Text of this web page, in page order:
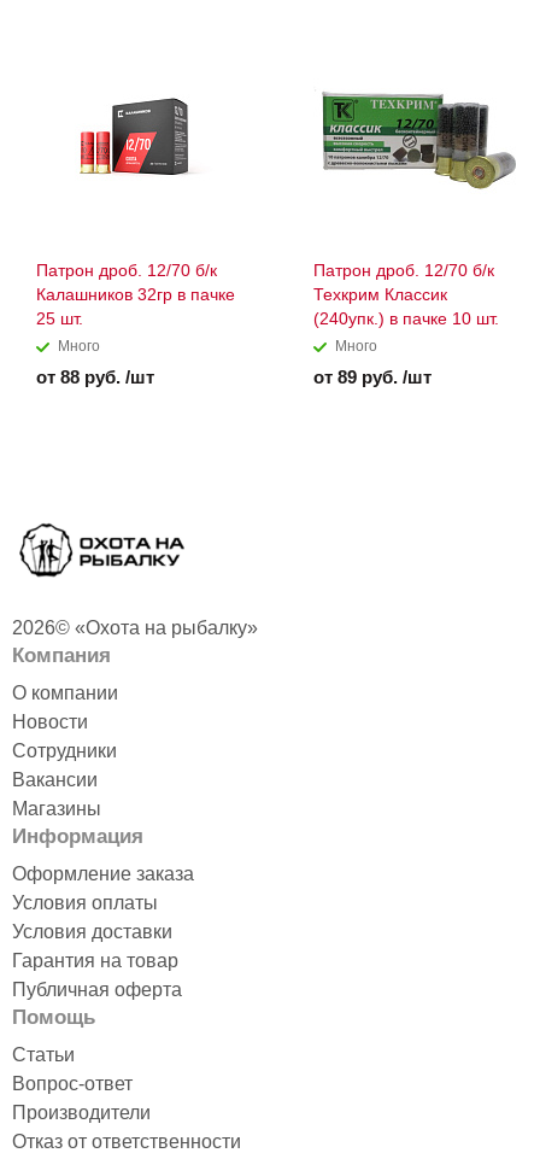
Патрон дроб. 12/70 б/к
Калашников 32гр в пачке
25 шт.
Много
от 88 руб. /шт
Патрон дроб. 12/70 б/к
Техкрим Классик
(240упк.) в пачке 10 шт.
Много
от 89 руб. /шт
2026© «Охота на рыбалку»
Компания
О компании
Новости
Сотрудники
Вакансии
Магазины
Информация
Оформление заказа
Условия оплаты
Условия доставки
Гарантия на товар
Публичная оферта
Помощь
Статьи
Вопрос-ответ
Производители
Отказ от ответственности